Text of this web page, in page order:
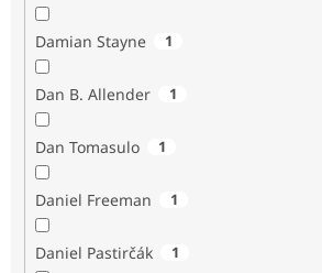
Damian Stayne 1
Dan B. Allender 1
Dan Tomasulo 1
Daniel Freeman 1
Daniel Pastirčák 1